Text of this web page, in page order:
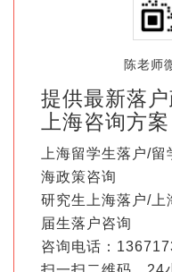
陈老师
提供最新落
上海咨询方案
上海留学生落户/
海政策咨询
研究生上海落户/上
届生落户咨询
咨询电话：